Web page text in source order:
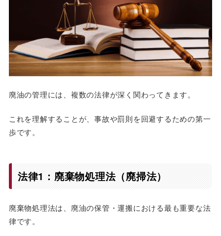
廃油の管理には、複数の法律が深く関わってきます。
これを理解することが、事故や罰則を回避するための第一
歩です。
法律1：廃棄物処理法（廃掃法）
廃棄物処理法は、廃油の保管・運搬における最も重要な法
律です。